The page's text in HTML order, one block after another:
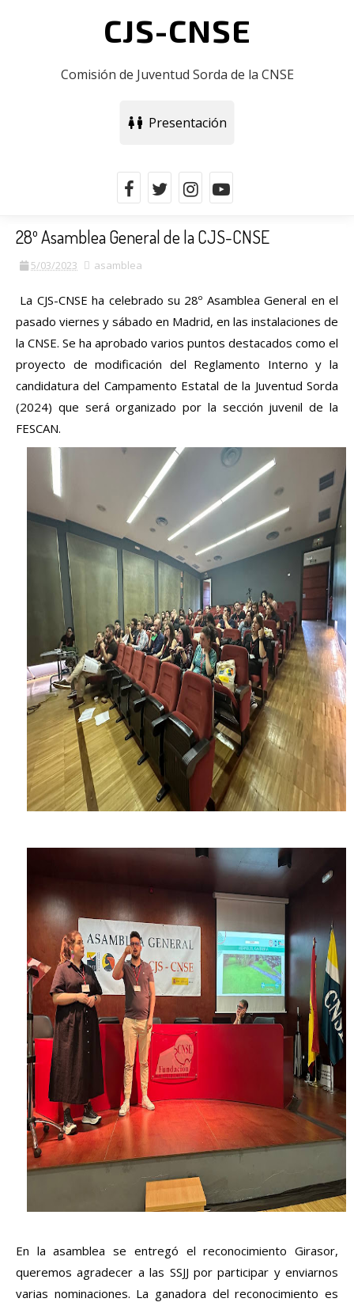
CJS-CNSE
Comisión de Juventud Sorda de la CNSE
Presentación
28º Asamblea General de la CJS-CNSE
5/03/2023 asamblea
La CJS-CNSE ha celebrado su 28º Asamblea General en el
pasado viernes y sábado en Madrid, en las instalaciones de
la CNSE. Se ha aprobado varios puntos destacados como el
proyecto de modificación del Reglamento Interno y la
candidatura del Campamento Estatal de la Juventud Sorda
(2024) que será organizado por la sección juvenil de la
FESCAN.
En la asamblea se entregó el reconocimiento Girasor,
queremos agradecer a las SSJJ por participar y enviarnos
varias nominaciones. La ganadora del reconocimiento es